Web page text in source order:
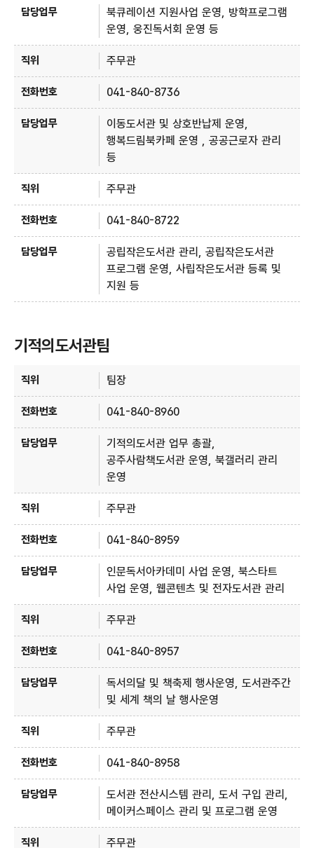
북큐레이션 지원사업 운영, 방학프로그램
운영, 웅진독서회 운영 등
주무관
041-840-8736
이동도서관 및 상호반납제 운영,
행복드림북카페 운영 , 공공근로자 관리
등
주무관
041-840-8722
공립작은도서관 관리, 공립작은도서관
프로그램 운영, 사립작은도서관 등록 및
지원 등
기적의도서관팀
팀장
041-840-8960
기적의도서관 업무 총괄,
공주사람책도서관 운영, 북갤러리 관리
운영
주무관
041-840-8959
인문독서아카데미 사업 운영, 북스타트
사업 운영, 웹콘텐츠 및 전자도서관 관리
주무관
041-840-8957
독서의달 및 책축제 행사운영, 도서관주간
및 세계 책의 날 행사운영
주무관
041-840-8958
도서관 전산시스템 관리, 도서 구입 관리,
메이커스페이스 관리 및 프로그램 운영
주무관